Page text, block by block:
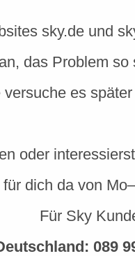
sky.de und
das Problem
versuche es
oder
dich da von
Für Sky
089